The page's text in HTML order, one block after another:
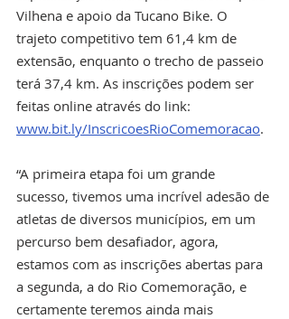
Vilhena e apoio da Tucano Bike. O
trajeto competitivo tem 61,4 km de
extensão, enquanto o trecho de passeio
terá 37,4 km. As inscrições podem ser
feitas online através do link:
www.bit.ly/InscricoesRioComemoracao.
“A primeira etapa foi um grande
sucesso, tivemos uma incrível adesão de
atletas de diversos municípios, em um
percurso bem desafiador, agora,
estamos com as inscrições abertas para
a segunda, a do Rio Comemoração, e
certamente teremos ainda mais